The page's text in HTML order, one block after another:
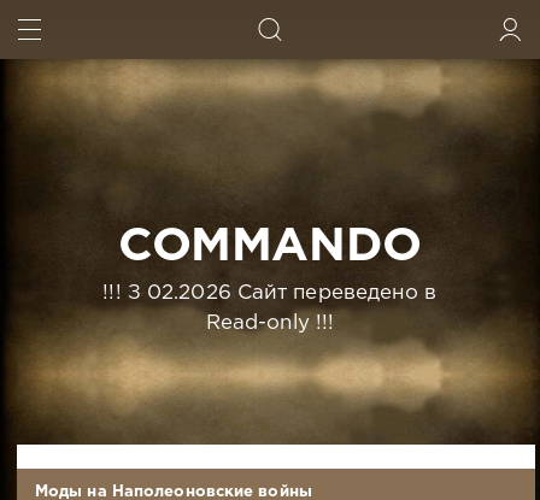
COMMANDO
!!! З 02.2026 Сайт переведено в
Read-only !!!
Моды на Наполеоновские войны